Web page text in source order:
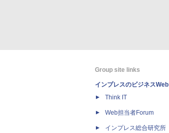
Group site links
インプレスのビジネスWeb
Think IT
Web担当者Forum
インプレス総合研究所